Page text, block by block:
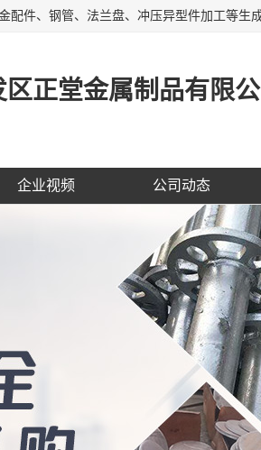
正堂金属制品有限
企业视频 公司动态